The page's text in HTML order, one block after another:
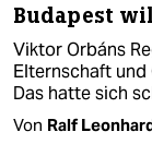
Budapest
Viktor Orbáns
Elternschaft und
Das hatte sich
Von Ralf